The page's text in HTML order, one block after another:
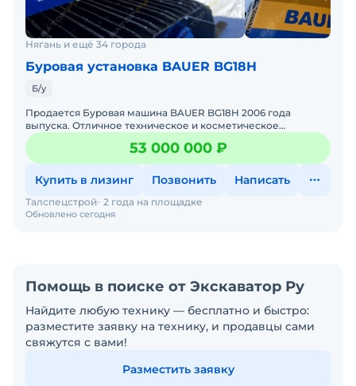
Нягань и ещё 34 города
Буровая установка BAUER BG18H
Б/у
Продается Буровая машина BAUER BG18H 2006 года
выпуска. Отличное техническое и косметическое
состояния, готов к эксплуатации. Все ТО проводились
согласно реглам
53 000 000 ₽
Купить в лизинг Позвонить Написать
Обновлено сегодня
Талспецстрой 2 года на площадке
Помощь в поиске от Экскаватор Ру
Найдите любую технику — бесплатно и быстро:
разместите заявку на технику, и продавцы сами
свяжутся с вами!
Разместить заявку